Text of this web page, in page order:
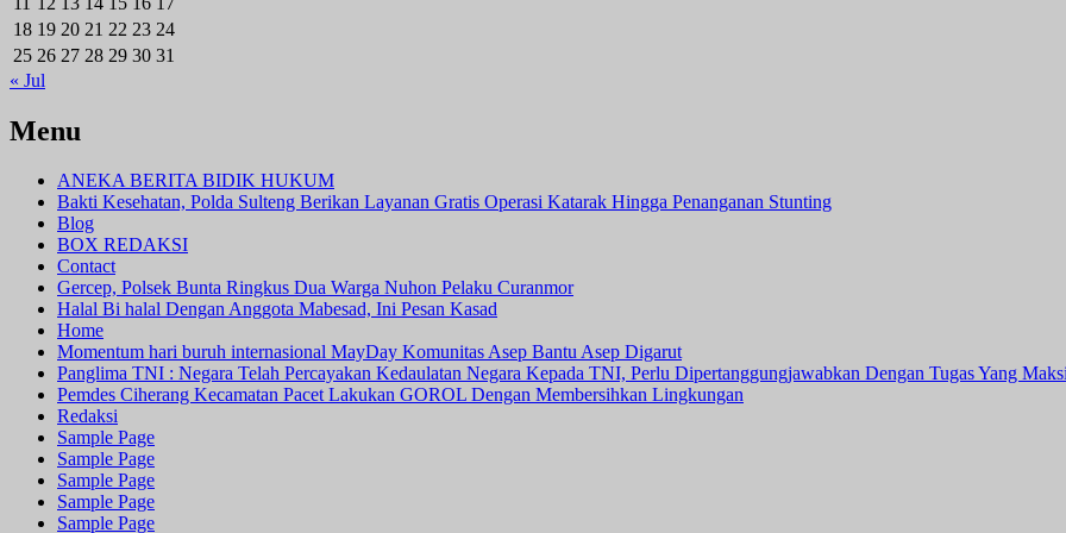
18 19 20 21 22 23 24
25 26 27 28 29 30 31
« Jul
Menu
ANEKA BERITA BIDIK HUKUM
Bakti Kesehatan, Polda Sulteng Berikan Layanan Gratis Operasi Katarak Hingga Penanganan Stunting
Blog
BOX REDAKSI
Contact
Gercep, Polsek Bunta Ringkus Dua Warga Nuhon Pelaku Curanmor
Halal Bi halal Dengan Anggota Mabesad, Ini Pesan Kasad
Home
Momentum hari buruh internasional MayDay Komunitas Asep Bantu Asep Digarut
Panglima TNI : Negara Telah Percayakan Kedaulatan Negara Kepada TNI, Perlu Dipertanggungjawabkan Dengan Tugas Yang
Pemdes Ciherang Kecamatan Pacet Lakukan GOROL Dengan Membersihkan Lingkungan
Redaksi
Sample Page
Sample Page
Sample Page
Sample Page
Sample Page